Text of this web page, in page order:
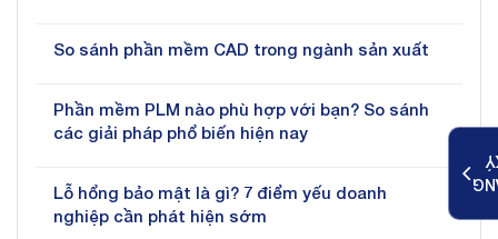
So sánh phần mềm CAD trong ngành sản xuất
Phần mềm PLM nào phù hợp với bạn? So sánh
các giải pháp phổ biến hiện nay
Lỗ hổng bảo mật là gì? 7 điểm yếu doanh
nghiệp cần phát hiện sớm